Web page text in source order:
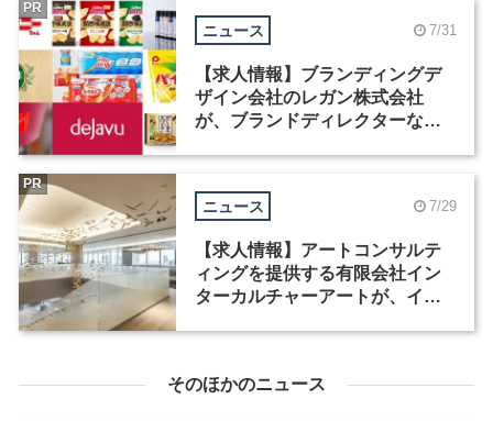
ニュース 7/31
【求人情報】ブランディングデ
ザイン会社のレガン株式会社
が、ブランドディレクターなど3
PR
ニュース 7/29
【求人情報】アートコンサルテ
ィングを提供する有限会社イン
ターカルチャーアートが、イン
PR
そのほかのニュース